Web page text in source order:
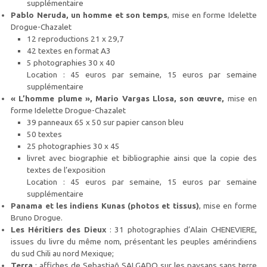
supplémentaire
Pablo Neruda, un homme et son temps, mise en forme Idelette
Drogue-Chazalet
12 reproductions 21 x 29,7
42 textes en format A3
5 photographies 30 x 40
Location : 45 euros par semaine, 15 euros par semaine
supplémentaire
« L’homme plume », Mario Vargas Llosa, son œuvre, mise en
forme Idelette Drogue-Chazalet
39 panneaux 65 x 50 sur papier canson bleu
50 textes
25 photographies 30 x 45
livret avec biographie et bibliographie ainsi que la copie des
textes de l’exposition
Location : 45 euros par semaine, 15 euros par semaine
supplémentaire
Panama et les indiens Kunas (photos et tissus), mise en forme
Bruno Drogue.
Les Héritiers des Dieux: 31 photographies d’Alain CHENEVIERE,
issues du livre du même nom, présentant les peuples amérindiens
du sud Chili au nord Mexique;
Terra : affiches de Sebastiaõ SALGADO sur les paysans sans terre